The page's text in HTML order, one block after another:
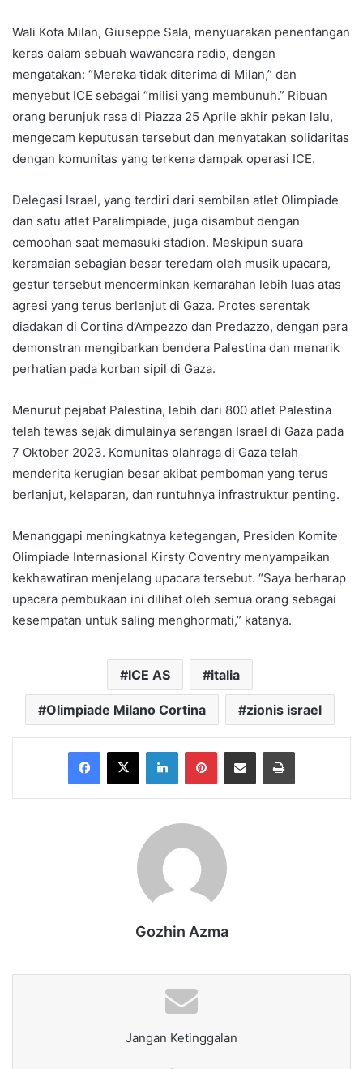
Wali Kota Milan, Giuseppe Sala, menyuarakan penentangan
keras dalam sebuah wawancara radio, dengan
mengatakan: “Mereka tidak diterima di Milan,” dan
menyebut ICE sebagai “milisi yang membunuh.” Ribuan
orang berunjuk rasa di Piazza 25 Aprile akhir pekan lalu,
mengecam keputusan tersebut dan menyatakan solidaritas
dengan komunitas yang terkena dampak operasi ICE.
Delegasi Israel, yang terdiri dari sembilan atlet Olimpiade
dan satu atlet Paralimpiade, juga disambut dengan
cemoohan saat memasuki stadion. Meskipun suara
keramaian sebagian besar teredam oleh musik upacara,
gestur tersebut mencerminkan kemarahan lebih luas atas
agresi yang terus berlanjut di Gaza. Protes serentak
diadakan di Cortina d’Ampezzo dan Predazzo, dengan para
demonstran mengibarkan bendera Palestina dan menarik
perhatian pada korban sipil di Gaza.
Menurut pejabat Palestina, lebih dari 800 atlet Palestina
telah tewas sejak dimulainya serangan Israel di Gaza pada
7 Oktober 2023. Komunitas olahraga di Gaza telah
menderita kerugian besar akibat pemboman yang terus
berlanjut, kelaparan, dan runtuhnya infrastruktur penting.
Menanggapi meningkatnya ketegangan, Presiden Komite
Olimpiade Internasional Kirsty Coventry menyampaikan
kekhawatiran menjelang upacara tersebut. “Saya berharap
upacara pembukaan ini dilihat oleh semua orang sebagai
kesempatan untuk saling menghormati,” katanya.
ICE AS italia
Olimpiade Milano Cortina zionis israel
Facebook
X LinkedInPinterestShare via Email Print
Gozhin Azma
Jangan Ketinggalan